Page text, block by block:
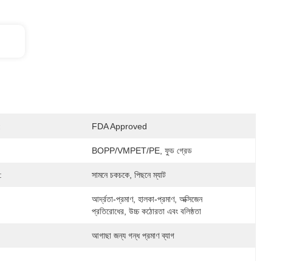
FDA Approved
BOPP/VMPET/PE, ফুড গ্রেড
সামনে চকচকে, পিছনে ম্যাট
আর্দ্রতা-প্রমাণ, হালকা-প্রমাণ, অক্সিজেন
প্রতিরোধের, উচ্চ কঠোরতা এবং বলিষ্ঠতা
আগাছা জন্য গন্ধ প্রমাণ ব্যাগ